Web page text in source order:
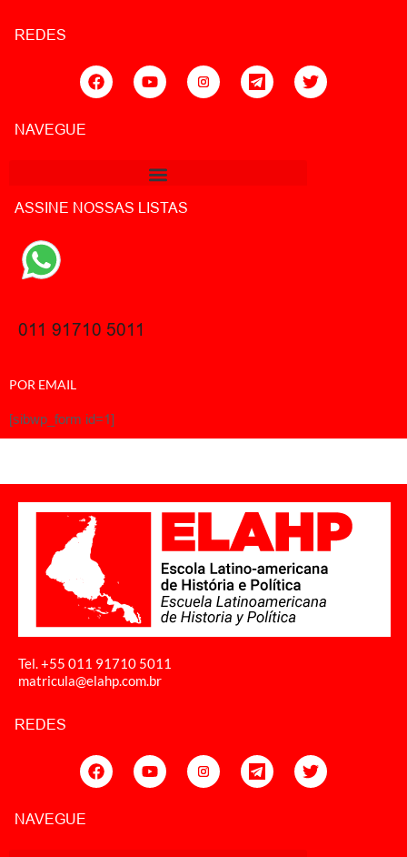
REDES
NAVEGUE
ASSINE NOSSAS LISTAS
011 91710 5011
POR EMAIL
[sibwp_form id=1]
Tel. +55 011 91710 5011
matricula@elahp.com.br
REDES
NAVEGUE